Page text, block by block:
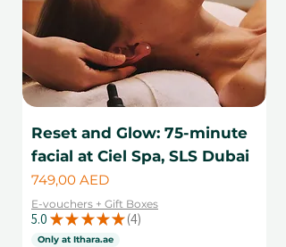
Reset and Glow: 75-minute
facial at Ciel Spa, SLS Dubai
Цена
749,00 AED
E-vouchers + Gift Boxes
5.0 ★ ★ ★ ★ ★ 4
4
Only at Ithara.ae